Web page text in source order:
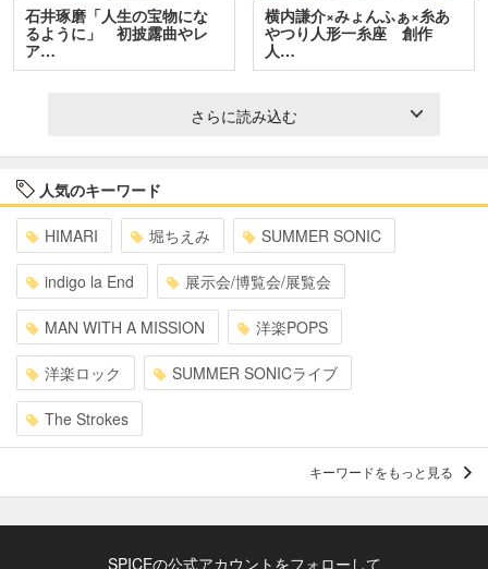
石井琢磨「人生の宝物にな
るように」 初披露曲やレ
ア…
横内謙介×みょんふぁ×糸あ
やつり人形一糸座 創作
人…
さらに読み込む
人気のキーワード
HIMARI 堀ちえみ SUMMER SONIC
indigo la End 展示会/博覧会/展覧会
MAN WITH A MISSION 洋楽POPS
洋楽ロック SUMMER SONICライブ
The Strokes
キーワードをもっと見る
SPICEの公式アカウントをフォローして